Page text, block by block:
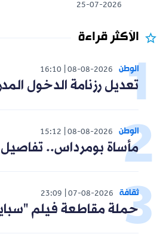
25-07-2026
الأكثر قراءة
الوطن 08-08-2026
16:10
تعديل رزنامة الدخول
الوطن 08-08-2026
15:12
مأساة بومرداس..
ثقافة 07-08-2026
23:09
حملة مقاطعة فيلم